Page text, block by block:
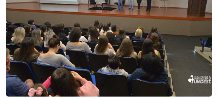
Biblioteca
Editora
Rádio
Museu